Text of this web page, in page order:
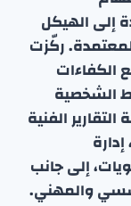
إلى الهيكل
ركّزت
الكفاءات
الشخصية
الفنية
إلى جانب
والمهني.